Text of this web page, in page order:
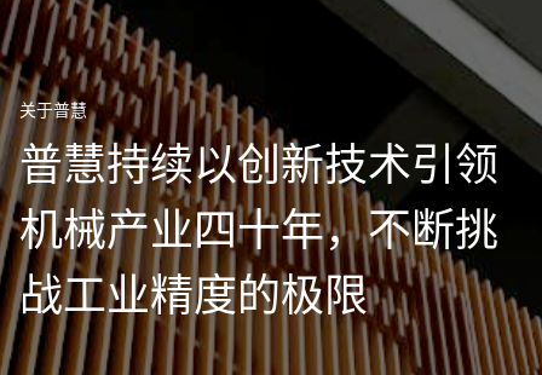
关于普慧
普慧持续以创新技术引领
机械产业四十年，不断挑
战工业精度的极限